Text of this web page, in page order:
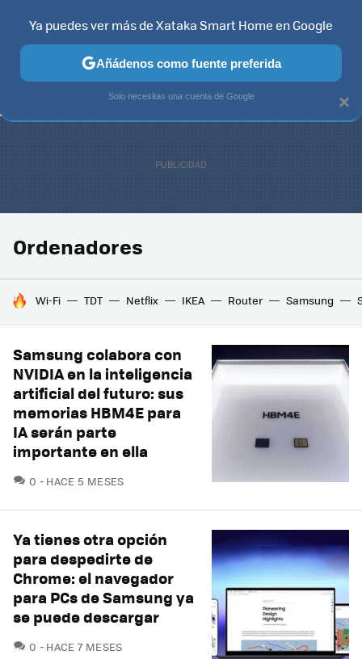
TELEVISORES CONTENIDOS SMART TV SELECCIÓN
Ordenadores
HOY SE HABLA DE
Wi-Fi TDT Netflix IKEA Router Samsung
Samsung colabora con
NVIDIA en la inteligencia
artificial del futuro: sus
memorias HBM4E para
IA serán parte
importante en ella
0 COMENTARIOS
HACE 5 MESES
Ya tienes otra opción
para despedirte de
Chrome: el navegador
para PCs de Samsung ya
se puede descargar
0 COMENTARIOS
HACE 7 MESES
×
Ya puedes ver más de Xataka Smart Home en Google
Añádenos como fuente preferida
Solo necesitas una cuenta de Google